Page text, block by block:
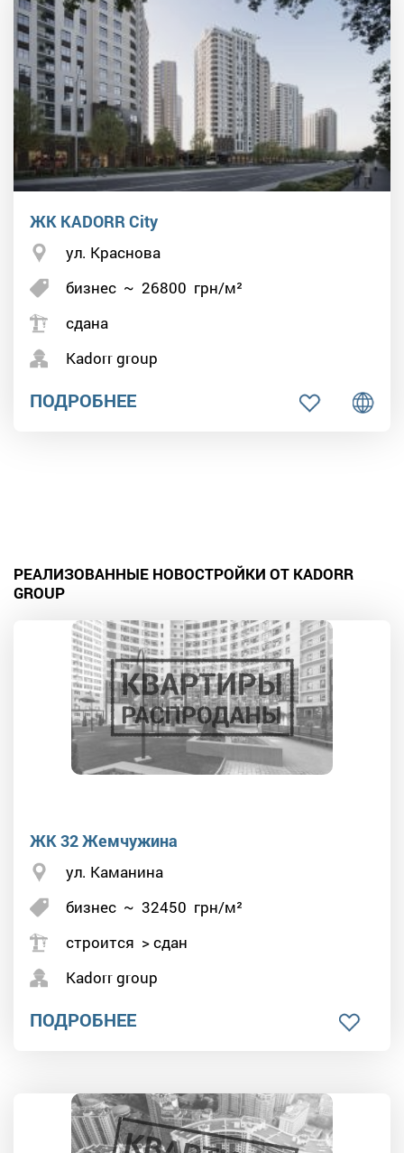
ЖК KADORR City
ул. Краснова
бизнес ~ 26800 грн/м²
сдана
Kadorr group
ПОДРОБНЕЕ
РЕАЛИЗОВАННЫЕ НОВОСТРОЙКИ ОТ KADORR
GROUP
ЖК 32 Жемчужина
ул. Каманина
бизнес ~ 32450 грн/м²
строится > сдан
Kadorr group
ПОДРОБНЕЕ